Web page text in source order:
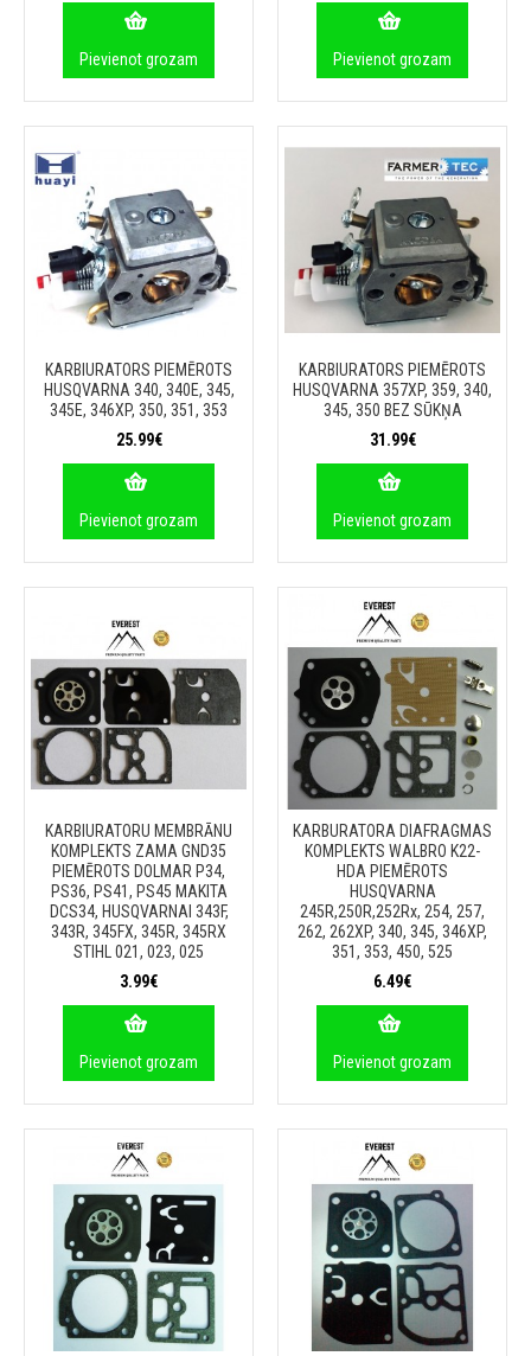
Pievienot grozam Pievienot grozam
KARBIURATORS PIEMĒROTS
HUSQVARNA 340, 340E, 345,
345E, 346XP, 350, 351, 353
25.99€
Pievienot grozam
KARBIURATORS PIEMĒROTS
HUSQVARNA 357XP, 359, 340,
345, 350 BEZ SŪKŅA
31.99€
Pievienot grozam
KARBIURATORU MEMBRĀNU
KOMPLEKTS ZAMA GND35
PIEMĒROTS DOLMAR P34,
PS36, PS41, PS45 MAKITA
DCS34, HUSQVARNAI 343F,
343R, 345FX, 345R, 345RX
STIHL 021, 023, 025
3.99€
Pievienot grozam
KARBURATORA DIAFRAGMAS
KOMPLEKTS WALBRO K22-
HDA PIEMĒROTS
HUSQVARNA
245R,250R,252Rx, 254, 257,
262, 262XP, 340, 345, 346XP,
351, 353, 450, 525
6.49€
Pievienot grozam